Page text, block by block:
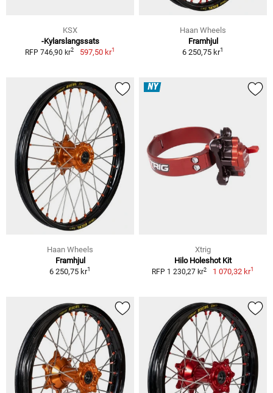
KSX
-Kylarslangssats
RFP 746,90 kr2 597,50 kr1
Haan Wheels
Framhjul
6 250,75 kr1
Haan Wheels
Framhjul
6 250,75 kr1
NY
Xtrig
Hilo Holeshot Kit
RFP 1 230,27 kr2 1 070,32 kr1